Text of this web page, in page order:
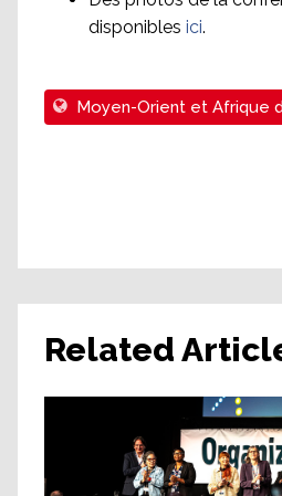
disponibles ici.
Moyen-Orient et Afrique
Related